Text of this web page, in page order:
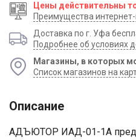
Цены действительны
Преимущества
Доставка по г. Уфа
Подробнее об условиях
Магазины, в которых
Список магазинов на
Описание
АДЪЮТОР ИАД-01-1А